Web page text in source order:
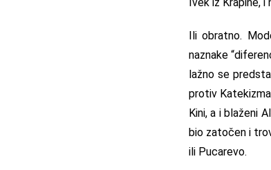
Ili obratno.
naznake
lažno se
protiv
Kini, a i blaženi
bio zatočen i
ili Pucarevo.